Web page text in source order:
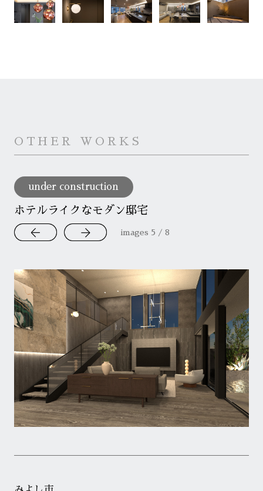
OTHER WORKS
under construction
ホテルライクなモダン邸宅
images 6 /8